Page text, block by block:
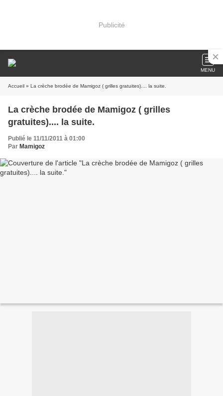
Publicité
MENU
Accueil » La crèche brodée de Mamigoz ( grilles gratuites).... la suite.
La crèche brodée de Mamigoz ( grilles
gratuites).... la suite.
Publié le 11/11/2011 à 01:00
Par Mamigoz